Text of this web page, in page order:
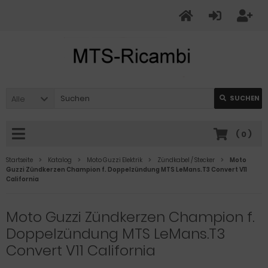
Alle SUCHEN
( 0 )
Startseite Katalog Moto Guzzi Elektrik Zündkabel / Stecker
Moto
Guzzi Zündkerzen Champion f. Doppelzündung MTS LeMans.T3 Convert V11
California
Moto Guzzi Zündkerzen Champion f.
Doppelzündung MTS LeMans.T3
Convert V11 California